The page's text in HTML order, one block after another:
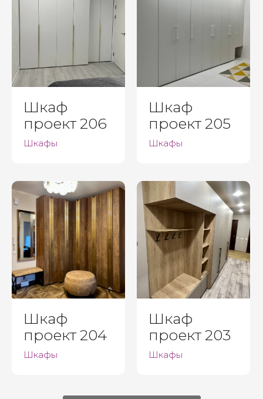
Шкаф
проект 206
Шкафы
Шкаф
проект 205
Шкафы
Шкаф
проект 204
Шкафы
Шкаф
проект 203
Шкафы